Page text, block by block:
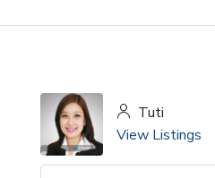
Tuti
View Listings